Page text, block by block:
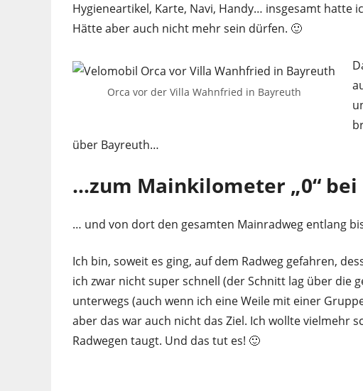
Hygieneartikel, Karte, Navi, Handy… insgesamt hatte
Hätte aber auch nicht mehr sein dürfen. 🙂
Orca vor der Villa Wahnfried in Bayreuth
über Bayreuth…
…zum Mainkilometer „0“ bei
… und von dort den gesamten Mainradweg entlang
Ich bin, soweit es ging, auf dem Radweg gefahren,
ich zwar nicht super schnell (der Schnitt lag über die
unterwegs (auch wenn ich eine Weile mit einer
aber das war auch nicht das Ziel. Ich wollte vielmehr
Radwegen taugt. Und das tut es! 🙂